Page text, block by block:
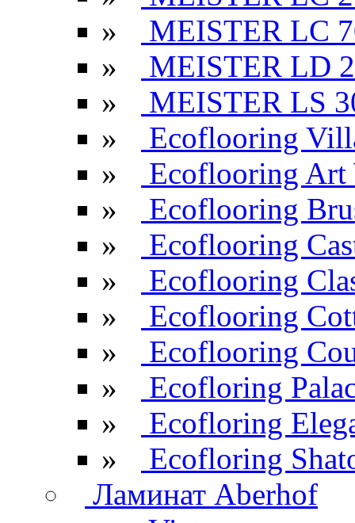
»
MEISTER LC
»
MEISTER LD
»
MEISTER LS
»
Ecoflooring
»
Ecoflooring Art
»
Ecoflooring
»
Ecoflooring
»
Ecoflooring
»
Ecoflooring
»
Ecoflooring
»
Ecofloring
»
Ecofloring
»
Ecofloring
Ламинат Aberhof